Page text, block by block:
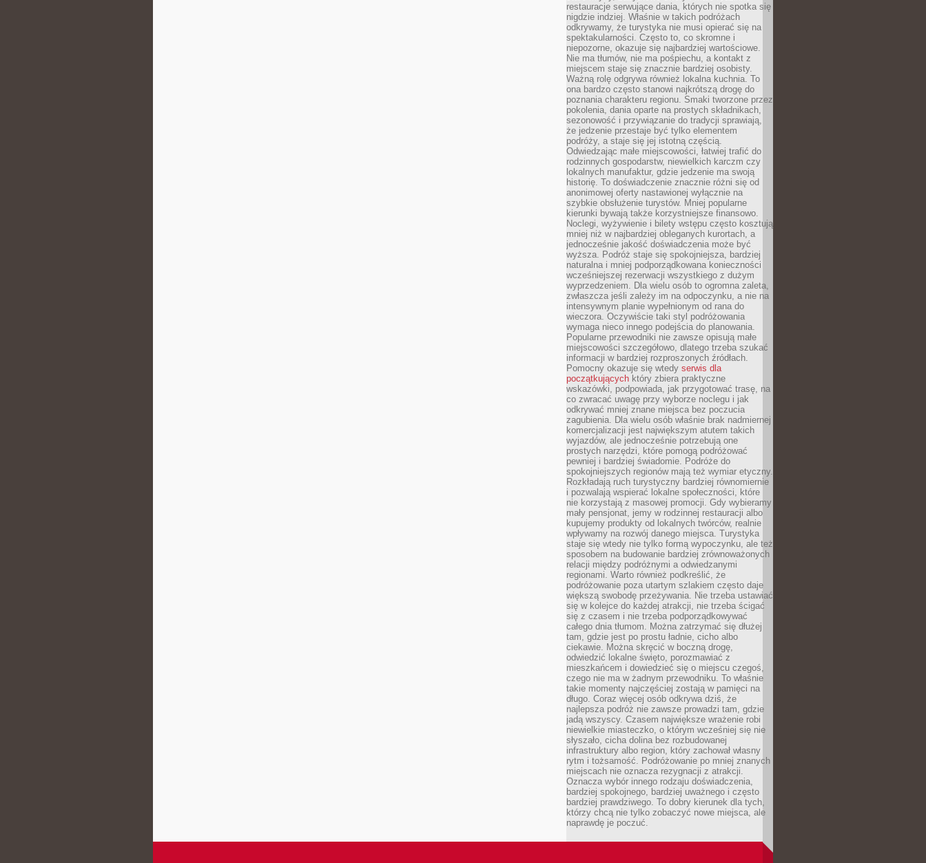
restauracje serwujące dania, których nie spotka się
nigdzie indziej. Właśnie w takich podróżach
odkrywamy, że turystyka nie musi opierać się na
spektakularności. Często to, co skromne i
niepozorne, okazuje się najbardziej wartościowe.
Nie ma tłumów, nie ma pośpiechu, a kontakt z
miejscem staje się znacznie bardziej osobisty.
Ważną rolę odgrywa również lokalna kuchnia. To
ona bardzo często stanowi najkrótszą drogę do
poznania charakteru regionu. Smaki tworzone przez
pokolenia, dania oparte na prostych składnikach,
sezonowość i przywiązanie do tradycji sprawiają,
że jedzenie przestaje być tylko elementem
podróży, a staje się jej istotną częścią.
Odwiedzając małe miejscowości, łatwiej trafić do
rodzinnych gospodarstw, niewielkich karczm czy
lokalnych manufaktur, gdzie jedzenie ma swoją
historię. To doświadczenie znacznie różni się od
anonimowej oferty nastawionej wyłącznie na
szybkie obsłużenie turystów. Mniej popularne
kierunki bywają także korzystniejsze finansowo.
Noclegi, wyżywienie i bilety wstępu często kosztują
mniej niż w najbardziej obleganych kurortach, a
jednocześnie jakość doświadczenia może być
wyższa. Podróż staje się spokojniejsza, bardziej
naturalna i mniej podporządkowana konieczności
wcześniejszej rezerwacji wszystkiego z dużym
wyprzedzeniem. Dla wielu osób to ogromna zaleta,
zwłaszcza jeśli zależy im na odpoczynku, a nie na
intensywnym planie wypełnionym od rana do
wieczora. Oczywiście taki styl podróżowania
wymaga nieco innego podejścia do planowania.
Popularne przewodniki nie zawsze opisują małe
miejscowości szczegółowo, dlatego trzeba szukać
informacji w bardziej rozproszonych źródłach.
Pomocny okazuje się wtedy serwis dla
początkujących który zbiera praktyczne
wskazówki, podpowiada, jak przygotować trasę, na
co zwracać uwagę przy wyborze noclegu i jak
odkrywać mniej znane miejsca bez poczucia
zagubienia. Dla wielu osób właśnie brak nadmiernej
komercjalizacji jest największym atutem takich
wyjazdów, ale jednocześnie potrzebują one
prostych narzędzi, które pomogą podróżować
pewniej i bardziej świadomie. Podróże do
spokojniejszych regionów mają też wymiar etyczny.
Rozkładają ruch turystyczny bardziej równomiernie
i pozwalają wspierać lokalne społeczności, które
nie korzystają z masowej promocji. Gdy wybieramy
mały pensjonat, jemy w rodzinnej restauracji albo
kupujemy produkty od lokalnych twórców, realnie
wpływamy na rozwój danego miejsca. Turystyka
staje się wtedy nie tylko formą wypoczynku, ale też
sposobem na budowanie bardziej zrównoważonych
relacji między podróżnymi a odwiedzanymi
regionami. Warto również podkreślić, że
podróżowanie poza utartym szlakiem często daje
większą swobodę przeżywania. Nie trzeba ustawiać
się w kolejce do każdej atrakcji, nie trzeba ścigać
się z czasem i nie trzeba podporządkowywać
całego dnia tłumom. Można zatrzymać się dłużej
tam, gdzie jest po prostu ładnie, cicho albo
ciekawie. Można skręcić w boczną drogę,
odwiedzić lokalne święto, porozmawiać z
mieszkańcem i dowiedzieć się o miejscu czegoś,
czego nie ma w żadnym przewodniku. To właśnie
takie momenty najczęściej zostają w pamięci na
długo. Coraz więcej osób odkrywa dziś, że
najlepsza podróż nie zawsze prowadzi tam, gdzie
jadą wszyscy. Czasem największe wrażenie robi
niewielkie miasteczko, o którym wcześniej się nie
słyszało, cicha dolina bez rozbudowanej
infrastruktury albo region, który zachował własny
rytm i tożsamość. Podróżowanie po mniej znanych
miejscach nie oznacza rezygnacji z atrakcji.
Oznacza wybór innego rodzaju doświadczenia,
bardziej spokojnego, bardziej uważnego i często
bardziej prawdziwego. To dobry kierunek dla tych,
którzy chcą nie tylko zobaczyć nowe miejsca, ale
naprawdę je poczuć.